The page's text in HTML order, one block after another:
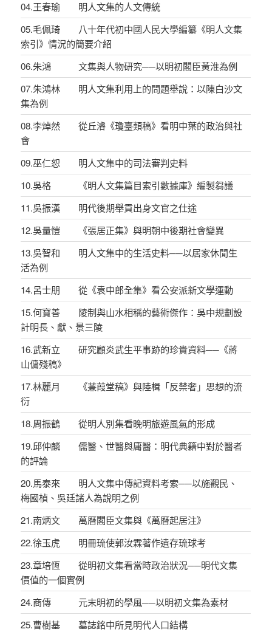
04.王春瑜 明人文集的人文傳統
05.毛佩琦 八十年代初中國人民大學編纂《明人文集
索引》情況的簡要介紹
06.朱鴻 文集與人物研究──以明初閣臣黃淮為例
07.朱鴻林 明人文集利用上的問題舉說：以陳白沙文
集為例
08.李焯然 從丘濬《瓊臺類稿》看明中葉的政治與社
會
09.巫仁恕 明人文集中的司法審判史料
10.吳格 《明人文集篇目索引數據庫》編製芻議
11.吳振漢 明代後期舉貢出身文官之仕途
12.吳量愷 《張居正集》與明朝中後期社會變異
13.吳智和 明人文集中的生活史料──以居家休閒生
活為例
14.呂士朋 從《袁中郎全集》看公安派新文學運動
15.何寶善 陵制與山水相稱的藝術傑作：吳中規劃設
計明長、獻、景三陵
16.武新立 研究顧炎武生平事跡的珍貴資料──《蔣
山傭殘稿》
17.林麗月 《蒹葭堂稿》與陸楫「反禁奢」思想的流
衍
18.周振鶴 從明人別集看晚明旅遊風氣的形成
19.邱仲麟 儒醫、世醫與庸醫：明代典籍中對於醫者
的評論
20.馬泰來 明人文集中傳記資料考索──以施觀民、
梅國楨、吳廷諸人為說明之例
21.南炳文 萬曆閣臣文集與《萬曆起居注》
22.徐玉虎 明冊琉使郭汝霖著作遺存琉球考
23.章培恆 從明初文集看當時政治狀況──明代文集
價值的一個實例
24.商傳 元末明初的學風──以明初文集為素材
25.曹樹基 墓誌銘中所見明代人口結構